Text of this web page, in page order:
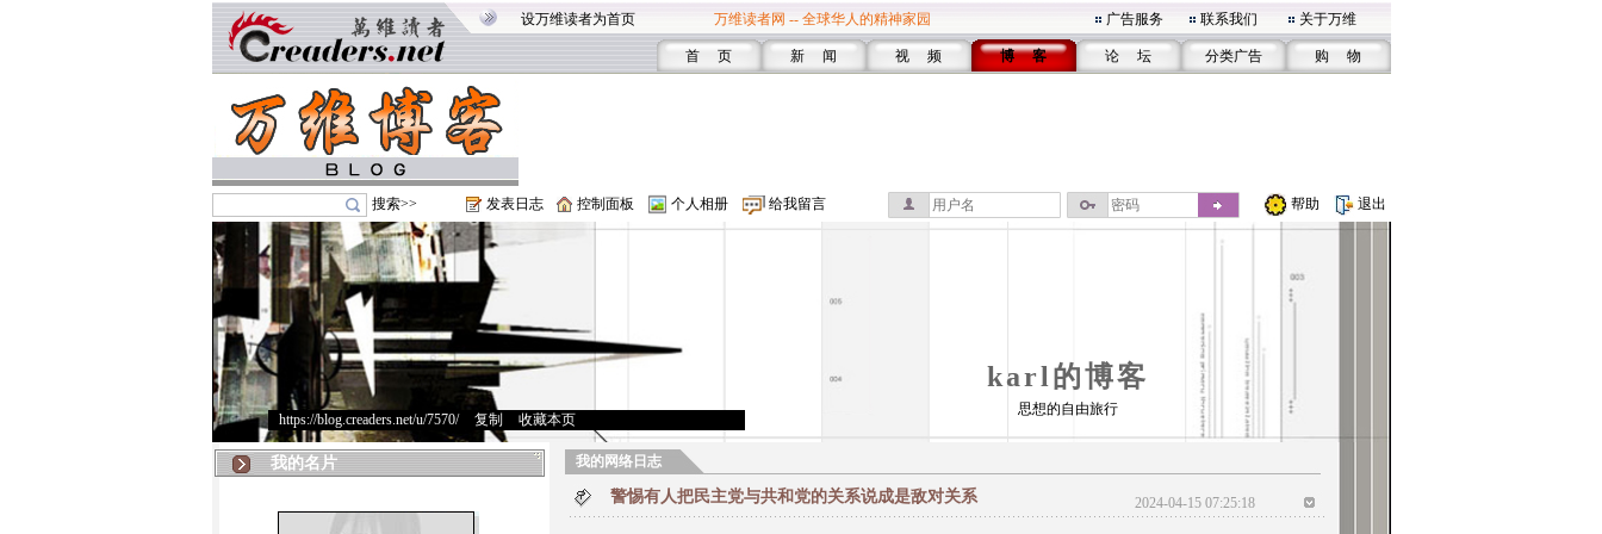
设万维读者为首页 万维读者网 -- 全球华人的精神家园 广告服务 联系我们 关于万维
首 页 新 闻 视 频 博 客 论 坛 分类广告 购 物
搜索>> 发表日志 控制面板 个人相册 给我留言 帮助 退出
karl的博客
https://blog.creaders.net/u/7570/> 复制 收藏本页
思想的自由旅行
我的名片 我的网络日志
警惕有人把民主党与共和党的关系说成是敌对关系 2024-04-15 07:25:18